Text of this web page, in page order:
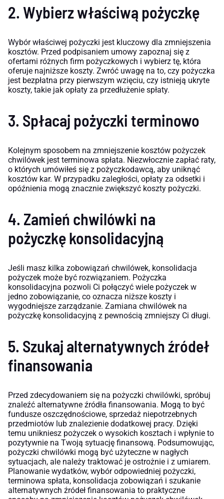
2. Wybierz właściwą pożyczkę
Wybór właściwej pożyczki jest kluczowy dla zmniejszenia
kosztów. Przed podpisaniem umowy zapoznaj się z
ofertami różnych firm pożyczkowych i wybierz tę, która
oferuje najniższe koszty. Zwróć uwagę na to, czy pożyczka
jest bezpłatna przy pierwszym wzięciu, czy istnieją ukryte
koszty, takie jak opłaty za przedłużenie spłaty.
3. Spłacaj pożyczki terminowo
Kolejnym sposobem na zmniejszenie kosztów pożyczek
chwilówek jest terminowa spłata. Niezwłocznie zapłać raty,
o których umówiłeś się z pożyczkodawcą, aby uniknąć
kosztów kar. W przypadku zaległości, opłaty za odsetki i
opóźnienia mogą znacznie zwiększyć koszty pożyczki.
4. Zamień chwilówki na
pożyczkę konsolidacyjną
Jeśli masz kilka zobowiązań chwilówek, konsolidacja
pożyczek może być rozwiązaniem. Pożyczka
konsolidacyjna pozwoli Ci połączyć wiele pożyczek w
jedno zobowiązanie, co oznacza niższe koszty i
wygodniejsze zarządzanie. Zamiana chwilówek na
pożyczkę konsolidacyjną z pewnością zmniejszy Ci długi.
5. Szukaj alternatywnych źródeł
finansowania
Przed zdecydowaniem się na pożyczki chwilówki, spróbuj
znaleźć alternatywne źródła finansowania. Mogą to być
fundusze oszczędnościowe, sprzedaż niepotrzebnych
przedmiotów lub znalezienie dodatkowej pracy. Dzięki
temu unikniesz pożyczek o wysokich kosztach i wpłynie to
pozytywnie na Twoją sytuację finansową. Podsumowując,
pożyczki chwilówki mogą być użyteczne w nagłych
sytuacjach, ale należy traktować je ostrożnie i z umiarem.
Planowanie wydatków, wybór odpowiedniej pożyczki,
terminowa spłata, konsolidacja zobowiązań i szukanie
alternatywnych źródeł finansowania to praktyczne